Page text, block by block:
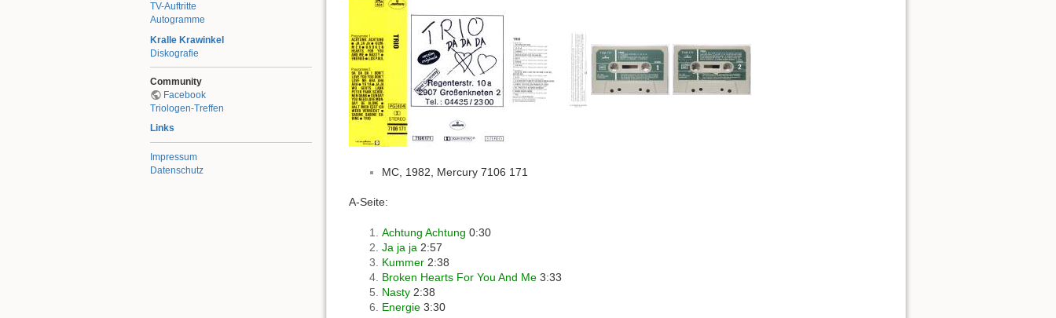
TV-Auftritte
Autogramme
Kralle Krawinkel
Diskografie
Community
Facebook
Triologen-Treffen
Links
Impressum
Datenschutz
MC, 1982, Mercury 7106 171
A-Seite:
Achtung Achtung 0:30
Ja ja ja 2:57
Kummer 2:38
Broken Hearts For You And Me 3:33
Nasty 2:38
Energie 3:30